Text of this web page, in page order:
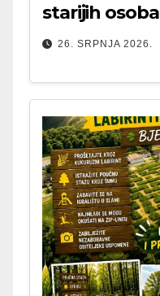
starijih osoba
26. SRPNJA 2026.